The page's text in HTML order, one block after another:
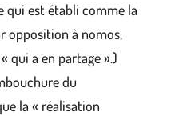
qui est établi comme la
opposition à nomos,
qui a en partage ».)
du
la « réalisation